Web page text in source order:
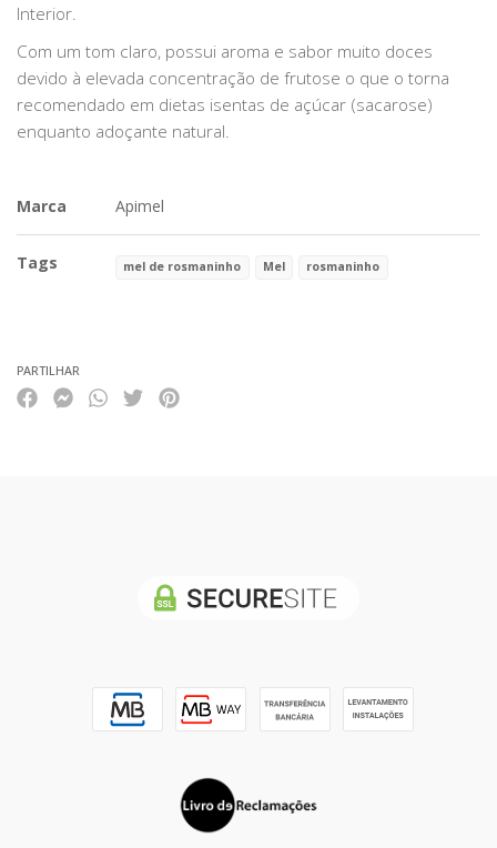
Interior.
Com um tom claro, possui aroma e sabor muito doces
devido à elevada concentração de frutose o que o torna
recomendado em dietas isentas de açúcar (sacarose)
enquanto adoçante natural.
Marca Apimel
Tags mel de rosmaninho Mel rosmaninho
PARTILHAR